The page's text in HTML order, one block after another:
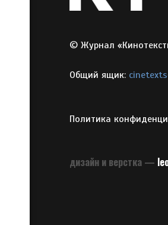
© Журнал
Общий ящик:
Политика
дизайн и верстка —